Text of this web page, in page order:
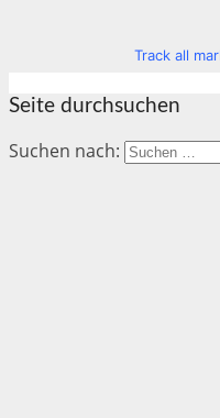
Track all
Seite durchsuchen
Suchen nach: